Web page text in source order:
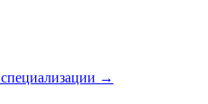
специализации →